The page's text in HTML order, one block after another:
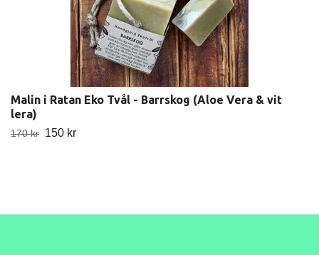
Malin i Ratan Eko Tvål - Barrskog (Aloe Vera & vit
lera)
170 kr 150 kr